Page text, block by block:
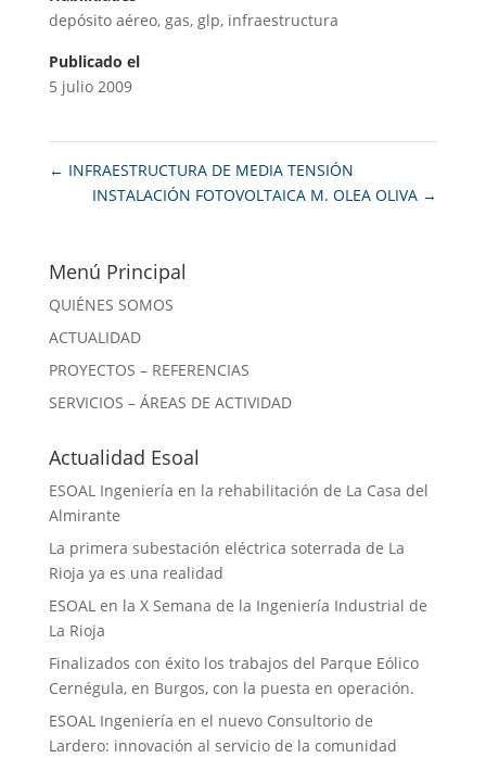
depósito aéreo, gas, glp, infraestructura
Publicado el
5 julio 2009
← INFRAESTRUCTURA DE MEDIA TENSIÓN
INSTALACIÓN FOTOVOLTAICA M. OLEA OLIVA →
Menú Principal
QUIÉNES SOMOS
ACTUALIDAD
PROYECTOS – REFERENCIAS
SERVICIOS – ÁREAS DE ACTIVIDAD
Actualidad Esoal
ESOAL Ingeniería en la rehabilitación de La Casa del
Almirante
La primera subestación eléctrica soterrada de La
Rioja ya es una realidad
ESOAL en la X Semana de la Ingeniería Industrial de
La Rioja
Finalizados con éxito los trabajos del Parque Eólico
Cernégula, en Burgos, con la puesta en operación.
ESOAL Ingeniería en el nuevo Consultorio de
Lardero: innovación al servicio de la comunidad